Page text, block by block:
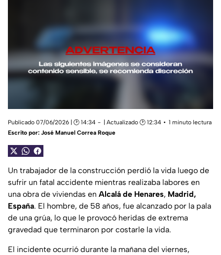
Publicado 07/06/2026 | 🕑 14:34 | Actualizado 🕑 12:34
1 minuto lectura
Escrito por: José Manuel Correa Roque
Un trabajador de la construcción perdió la vida luego de
sufrir un fatal accidente mientras realizaba labores en
una obra de viviendas en Alcalá de Henares, Madrid,
España. El hombre, de 58 años, fue alcanzado por la pala
de una grúa, lo que le provocó heridas de extrema
gravedad que terminaron por costarle la vida.
El incidente ocurrió durante la mañana del viernes,